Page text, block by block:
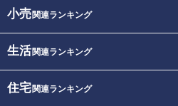
小売関連ランキング
生活関連ランキング
住宅関連ランキング